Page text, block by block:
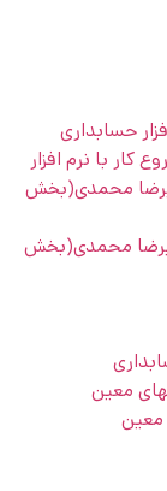
علیرضا محمدی(بخش
علیرضا محمدی(بخش